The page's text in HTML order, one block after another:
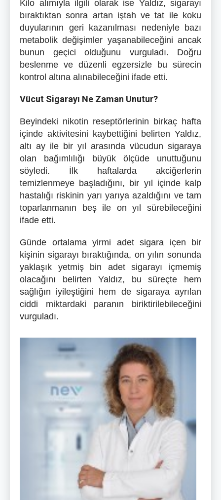
Kilo alımıyla ilgili olarak ise Yaldız, sigarayı
bıraktıktan sonra artan iştah ve tat ile koku
duyularının geri kazanılması nedeniyle bazı
metabolik değişimler yaşanabileceğini ancak
bunun geçici olduğunu vurguladı. Doğru
beslenme ve düzenli egzersizle bu sürecin
kontrol altına alınabileceğini ifade etti.
Vücut Sigarayı Ne Zaman Unutur?
Beyindeki nikotin reseptörlerinin birkaç hafta
içinde aktivitesini kaybettiğini belirten Yaldız,
altı ay ile bir yıl arasında vücudun sigaraya
olan bağımlılığı büyük ölçüde unuttuğunu
söyledi. İlk haftalarda akciğerlerin
temizlenmeye başladığını, bir yıl içinde kalp
hastalığı riskinin yarı yarıya azaldığını ve tam
toparlanmanın beş ile on yıl sürebileceğini
ifade etti.
Günde ortalama yirmi adet sigara içen bir
kişinin sigarayı bıraktığında, on yılın sonunda
yaklaşık yetmiş bin adet sigarayı içmemiş
olacağını belirten Yaldız, bu süreçte hem
sağlığın iyileştiğini hem de sigaraya ayrılan
ciddi miktardaki paranın biriktirilebileceğini
vurguladı.